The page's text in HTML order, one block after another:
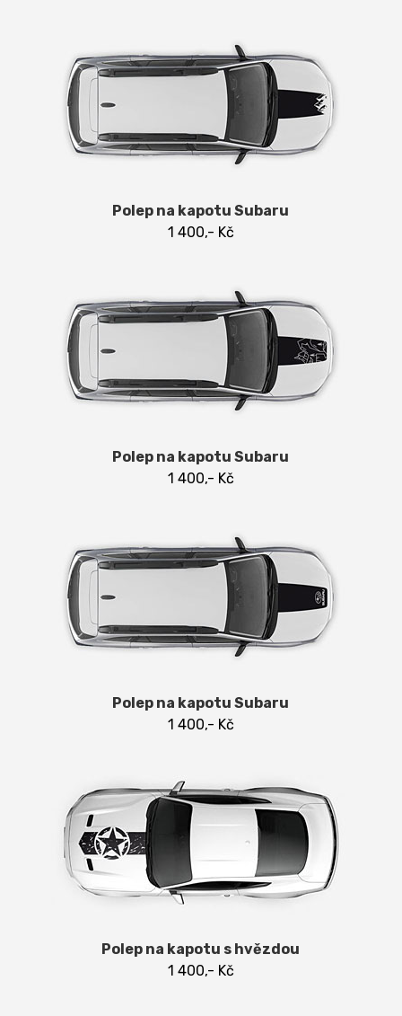
Polep na kapotu Subaru
1 400,- Kč
Polep na kapotu Subaru
1 400,- Kč
Polep na kapotu Subaru
1 400,- Kč
Polep na kapotu s hvězdou
1 400,- Kč